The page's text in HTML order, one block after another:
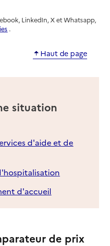
LinkedIn, X et Whatsapp,
.
Haut de page
situation
d'aide et de
d'accueil
de prix